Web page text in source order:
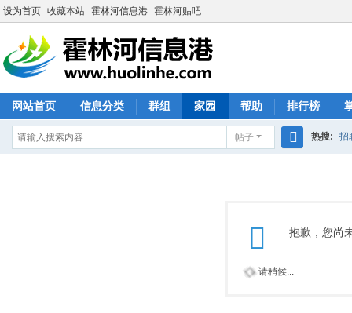
设为首页 收藏本站 霍林河信息港 霍林河贴吧
网站首页 信息分类 群组 家园 帮助 排行榜
帖子 热搜: 招
抱歉，您尚
请稍候...